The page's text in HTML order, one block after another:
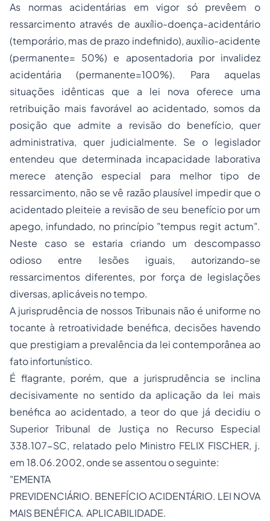
As normas acidentárias em vigor só prevêem o
ressarcimento através de auxílio-doença-acidentário
(temporário, mas de prazo indefinido), auxílio-acidente
(permanente= 50%) e aposentadoria por invalidez
acidentária (permanente=100%). Para aquelas
situações idênticas que a lei nova oferece uma
retribuição mais favorável ao acidentado, somos da
posição que admite a revisão do benefício, quer
administrativa, quer judicialmente. Se o legislador
entendeu que determinada incapacidade laborativa
merece atenção especial para melhor tipo de
ressarcimento, não se vê razão plausível impedir que o
acidentado pleiteie a revisão de seu benefício por um
apego, infundado, no princípio "tempus regit actum".
Neste caso se estaria criando um descompasso
odioso entre lesões iguais, autorizando-se
ressarcimentos diferentes, por força de legislações
diversas, aplicáveis no tempo.
A jurisprudência de nossos Tribunais não é uniforme no
tocante à retroatividade benéfica, decisões havendo
que prestigiam a prevalência da lei contemporânea ao
fato infortunístico.
É flagrante, porém, que a jurisprudência se inclina
decisivamente no sentido da aplicação da lei mais
benéfica ao acidentado, a teor do que já decidiu o
Superior Tribunal de Justiça no Recurso Especial
338.107-SC, relatado pelo Ministro FELIX FISCHER, j.
em 18.06.2002, onde se assentou o seguinte:
"EMENTA
PREVIDENCIÁRIO. BENEFÍCIO ACIDENTÁRIO. LEI NOVA
MAIS BENÉFICA. APLICABILIDADE.